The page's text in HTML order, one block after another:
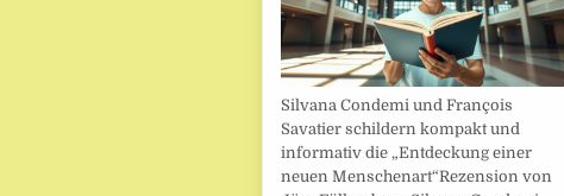
Silvana Condemi und François
Savatier schildern kompakt und
informativ die „Entdeckung einer
neuen Menschenart“Rezension von